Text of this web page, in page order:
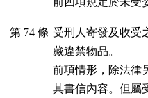
第 74 條 受刑人寄發及收受
藏違禁物品。
前項情形，除法律
其書信內容。但屬